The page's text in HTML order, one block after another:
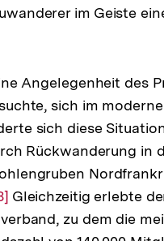
im Geiste
Angelegenheit des
sich im
sich diese
Rückwanderung in
Gleichzeitig erlebte
zu dem die